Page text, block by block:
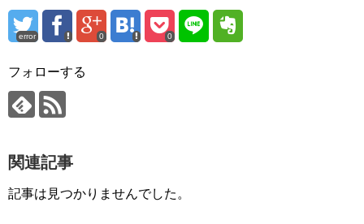
error 0 0
フォローする
関連記事
記事は見つかりませんでした。